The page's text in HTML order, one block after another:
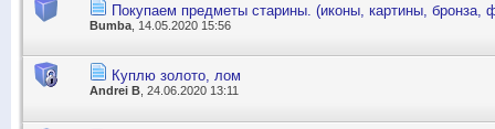
Покупаем предметы старины. (иконы, картины, бронза,
Bumba , 14.05.2020 15:56
Куплю золото, лом
Andrei B , 24.06.2020 13:11